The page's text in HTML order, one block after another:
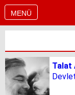
MENÜ
Talat